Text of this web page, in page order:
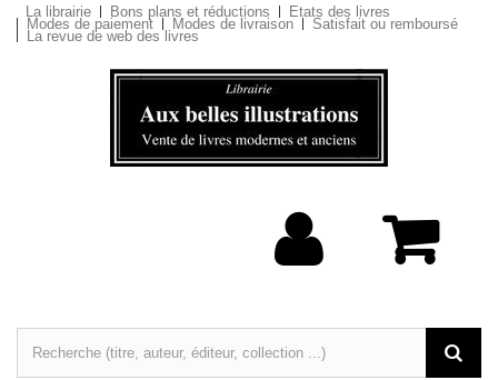
La librairie Bons plans et réductions Etats des livres
Modes de paiement Modes de livraison Satisfait ou remboursé
La revue de web des livres